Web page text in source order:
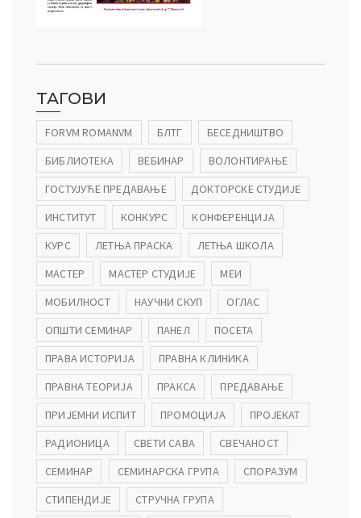
ТАГОВИ
FORVM ROMANVM БЛТГ
БЕСЕДНИШТВО
БИБЛИОТЕКА
ВЕБИНАР
ВОЛОНТИРАЊЕ
ГОСТУЈУЋЕ ПРЕДАВАЊЕ
ДОКТОРСКЕ СТУДИЈЕ
ИНСТИТУТ
КОНКУРС
КОНФЕРЕНЦИЈА
КУРС
ЛЕТЊА ПРАСКА
ЛЕТЊА ШКОЛА
МАСТЕР
МАСТЕР СТУДИЈЕ
МЕИ
МОБИЛНОСТ
НАУЧНИ СКУП
ОГЛАС
ОПШТИ СЕМИНАР
ПАНЕЛ
ПОСЕТА
ПРАВА ИСТОРИЈА
ПРАВНА КЛИНИКА
ПРАВНА ТЕОРИЈА
ПРАКСА
ПРЕДАВАЊЕ
ПРИЈЕМНИ ИСПИТ
ПРОМОЦИЈА
ПРОЈЕКАТ
РАДИОНИЦА
СВЕТИ САВА
СВЕЧАНОСТ
СЕМИНАР
СЕМИНАРСКА ГРУПА
СПОРАЗУМ
СТИПЕНДИЈЕ
СТРУЧНА ГРУПА